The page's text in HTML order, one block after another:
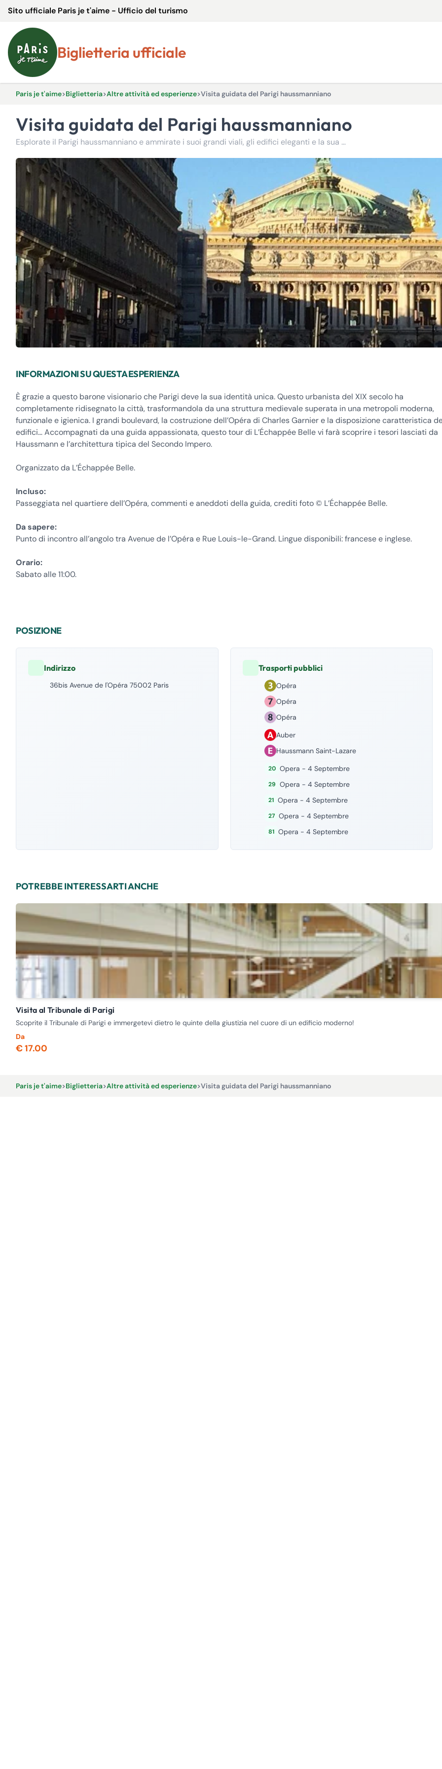
Sito ufficiale Paris je t'aime - Ufficio del turismo
Biglietteria ufficiale
Paris je t'aime>Biglietteria>Altre attività ed esperienze>Visita guidata del Parigi haussmanniano
Visita guidata del Parigi haussmanniano
Esplorate il Parigi haussmanniano e ammirate i suoi grandi viali, gli edifici eleganti e la sua architettura iconica.
INFORMAZIONI SU QUESTA ESPERIENZA
È grazie a questo barone visionario che Parigi deve la sua identità unica. Questo urbanista del XIX secolo ha
completamente ridisegnato la città, trasformandola da una struttura medievale superata in una metropoli moderna,
funzionale e igienica. I grandi boulevard, la costruzione dell’Opéra di Charles Garnier e la disposizione caratteristica
edifici… Accompagnati da una guida appassionata, questo tour di L’Échappée Belle vi farà scoprire i tesori lasciati da
Haussmann e l’architettura tipica del Secondo Impero.
Organizzato da L’Échappée Belle.
Incluso:
Passeggiata nel quartiere dell’Opéra, commenti e aneddoti della guida, crediti foto © L’Échappée Belle.
Da sapere:
Punto di incontro all’angolo tra Avenue de l’Opéra e Rue Louis-le-Grand. Lingue disponibili: francese e inglese.
Orario:
Sabato alle 11:00.
POSIZIONE
Indirizzo
36bis Avenue de l'Opéra 75002 Paris
Trasporti pubblici
Opéra
Opéra
Opéra
Auber
Haussmann Saint-Lazare
20 Opera - 4 Septembre
29 Opera - 4 Septembre
21 Opera - 4 Septembre
27 Opera - 4 Septembre
81 Opera - 4 Septembre
POTREBBE INTERESSARTI ANCHE
Visita al Tribunale di Parigi
Scoprite il Tribunale di Parigi e immergetevi dietro le quinte della giustizia nel cuore di un edificio moderno!
Da
€ 17.00
Paris je t'aime>Biglietteria>Altre attività ed esperienze>Visita guidata del Parigi haussmanniano